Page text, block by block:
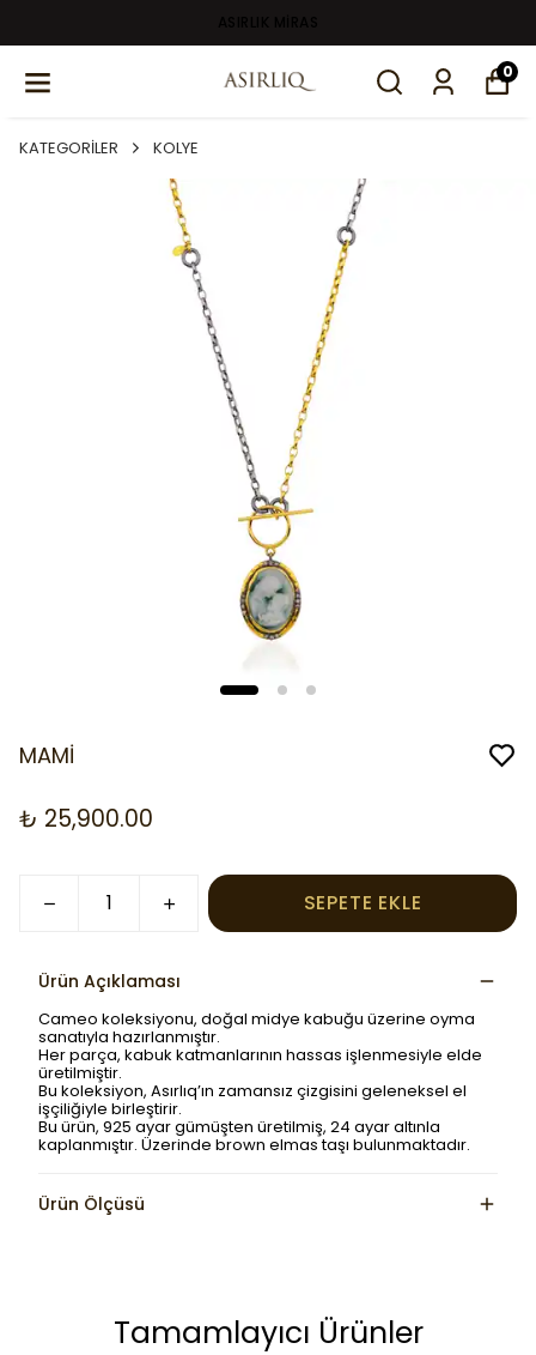
0
KATEGORİLER KOLYE
MAMİ
₺ 25,900.00
SEPETE EKLE
Ürün Açıklaması
Cameo koleksiyonu, doğal midye kabuğu üzerine oyma
sanatıyla hazırlanmıştır.
Her parça, kabuk katmanlarının hassas işlenmesiyle elde
üretilmiştir.
Bu koleksiyon, Asırlıq’ın zamansız çizgisini geleneksel el
işçiliğiyle birleştirir.
Bu ürün, 925 ayar gümüşten üretilmiş, 24 ayar altınla
kaplanmıştır. Üzerinde brown elmas taşı bulunmaktadır.
Ürün Ölçüsü
Tamamlayıcı Ürünler